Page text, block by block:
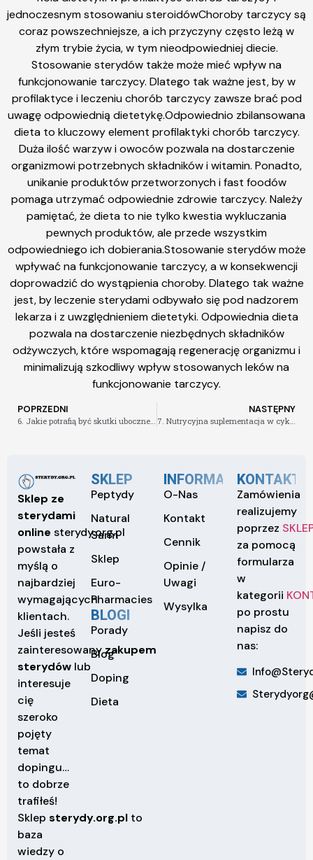
jednoczesnym stosowaniu steroidówChoroby tarczycy są
coraz powszechniejsze, a ich przyczyny często leżą w
złym trybie życia, w tym nieodpowiedniej diecie.
Stosowanie sterydów także może mieć wpływ na
funkcjonowanie tarczycy. Dlatego tak ważne jest, by w
profilaktyce i leczeniu chorób tarczycy zawsze brać pod
uwagę odpowiednią dietetykę.Odpowiednio zbilansowana
dieta to kluczowy element profilaktyki chorób tarczycy.
Duża ilość warzyw i owoców pozwala na dostarczenie
organizmowi potrzebnych składników i witamin. Ponadto,
unikanie produktów przetworzonych i fast foodów
pomaga utrzymać odpowiednie zdrowie tarczycy. Należy
pamiętać, że dieta to nie tylko kwestia wykluczania
pewnych produktów, ale przede wszystkim
odpowiedniego ich dobierania.Stosowanie sterydów może
wpływać na funkcjonowanie tarczycy, a w konsekwencji
doprowadzić do wystąpienia choroby. Dlatego tak ważne
jest, by leczenie sterydami odbywało się pod nadzorem
lekarza i z uwzględnieniem dietetyki. Odpowiednia dieta
pozwala na dostarczenie niezbędnych składników
odżywczych, które wspomagają regenerację organizmu i
minimalizują szkodliwy wpływ stosowanych leków na
funkcjonowanie tarczycy.
POPRZEDNI NASTĘPNY
Sklep ze
sterydami
online sterydy.org.pl
powstała z
myślą o
najbardziej
wymagających
klientach.
Jeśli jesteś
zainteresowanyzakupem
sterydów lub
interesuje
cię
szeroko
pojęty
temat
dopingu…
to dobrze
trafiłeś!
Sklep sterydy.org.pl to
baza
wiedzy o
SKLEP
Peptydy
Natural
Sarm
Sklep
Euro-
Pharmacies
BLOGI
Porady
Blog
Doping
Dieta
INFORMACJE
O-Nas
Kontakt
Cennik
Opinie /
Uwagi
Wysylka
KONTAKT
Zamówienia
realizujemy
poprzez
za pomocą
formularza
w
kategorii
po prostu
napisz do
nas: